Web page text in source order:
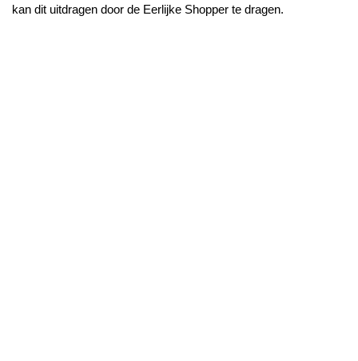
kan dit uitdragen door de Eerlijke Shopper te dragen.